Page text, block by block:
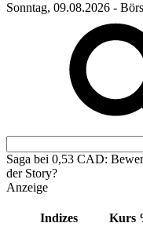
Sonntag, 09.08.2026 -
Saga bei 0,53 CAD:
der Story?
Anzeige
Indizes Kurs